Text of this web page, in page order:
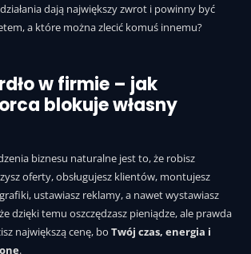
dają największy zwrot i powinny być
a które można zlecić komuś innemu?
w firmie – jak
blokuje własny
biznesu naturalne jest to, że robisz
oferty, obsługujesz klientów, montujesz
ustawiasz reklamy, a nawet wystawiasz
dzięki temu oszczędzasz pieniądze, ale prawda
największą cenę, bo Twój czas, energia i
.